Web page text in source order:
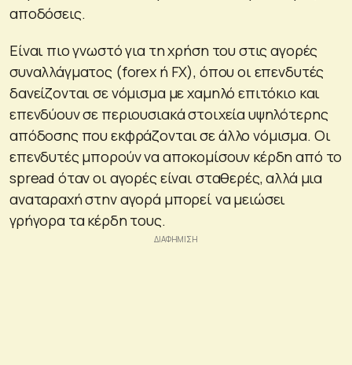
αποδόσεις.
Είναι πιο γνωστό για τη χρήση του στις αγορές
συναλλάγματος (forex ή FX), όπου οι επενδυτές
δανείζονται σε νόμισμα με χαμηλό επιτόκιο και
επενδύουν σε περιουσιακά στοιχεία υψηλότερης
απόδοσης που εκφράζονται σε άλλο νόμισμα. Οι
επενδυτές μπορούν να αποκομίσουν κέρδη από το
spread όταν οι αγορές είναι σταθερές, αλλά μια
αναταραχή στην αγορά μπορεί να μειώσει
γρήγορα τα κέρδη τους.